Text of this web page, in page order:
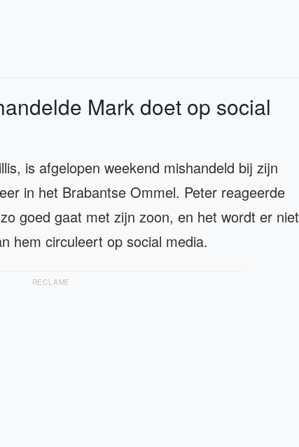
Mark doet op social
is afgelopen weekend mishandeld bij zijn
in het Brabantse Ommel. Peter reageerde
goed gaat met zijn zoon, en het wordt er niet
hem circuleert op social media.
RECLAME